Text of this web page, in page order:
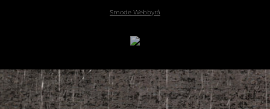
Smode Webbyrå